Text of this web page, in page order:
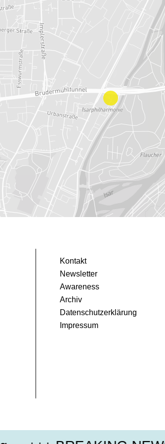
Kontakt
Newsletter
Awareness
Archiv
Datenschutzerklärung
Impressum